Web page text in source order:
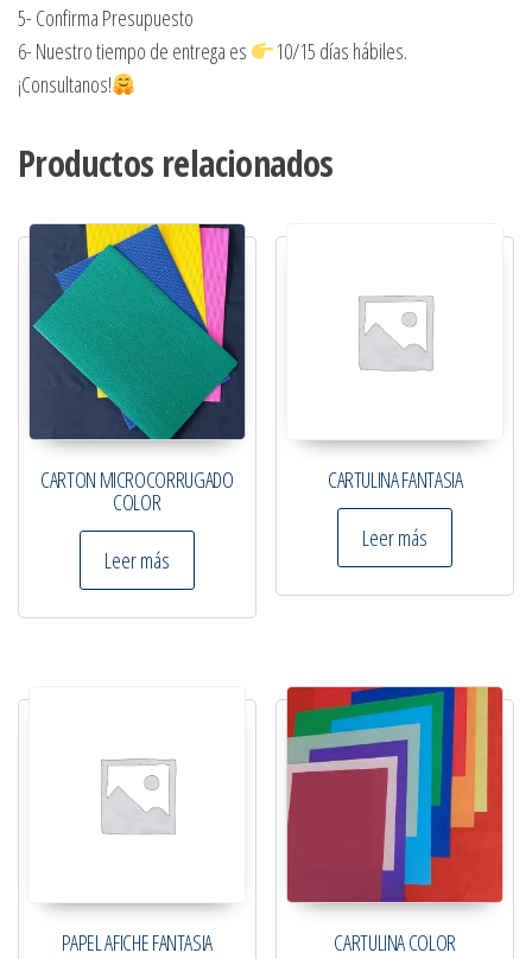
5- Confirma Presupuesto
6- Nuestro tiempo de entrega es
10/15 días hábiles.
¡Consultanos!
Productos relacionados
CARTON MICROCORRUGADO
COLOR
Leer más
CARTULINA FANTASIA
Leer más
PAPEL AFICHE FANTASIA CARTULINA COLOR